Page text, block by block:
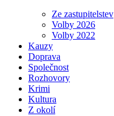
Ze zastupitelstev
Volby 2026
Volby 2022
Kauzy
Doprava
Společnost
Rozhovory
Krimi
Kultura
Z okolí